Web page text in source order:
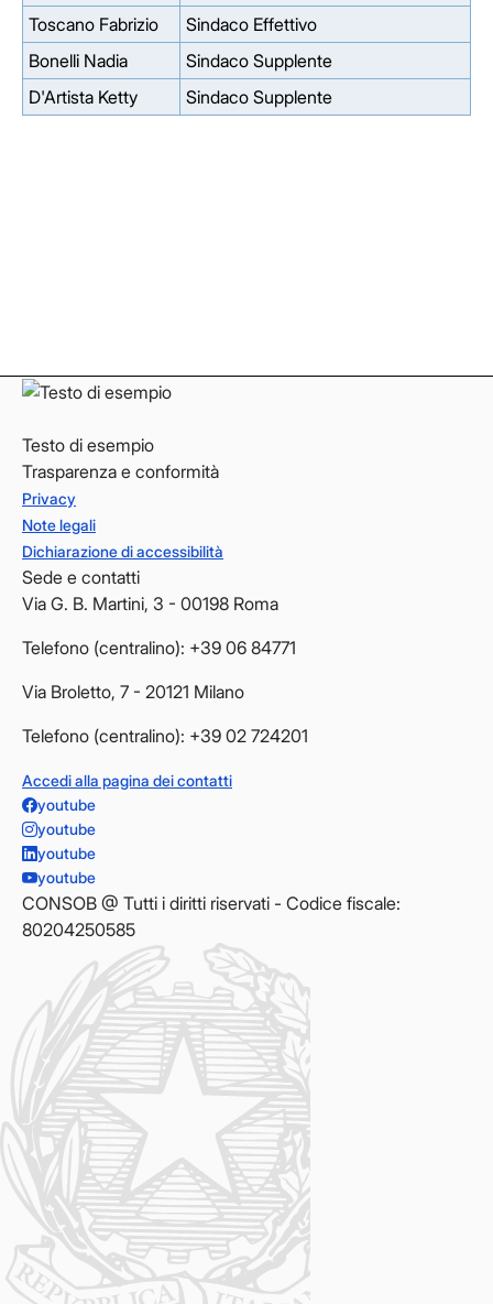
Toscano Fabrizio
Sindaco Effettivo
Bonelli Nadia
Sindaco Supplente
D'Artista Ketty
Sindaco Supplente
Testo di esempio
Trasparenza e conformità
Privacy
Note legali
Dichiarazione di accessibilità
Sede e contatti
Via G. B. Martini, 3 - 00198 Roma
Telefono (centralino): +39 06 84771
Via Broletto, 7 - 20121 Milano
Telefono (centralino): +39 02 724201
Accedi alla pagina dei contatti
youtube
youtube
youtube
youtube
CONSOB @ Tutti i diritti riservati - Codice fiscale:
80204250585